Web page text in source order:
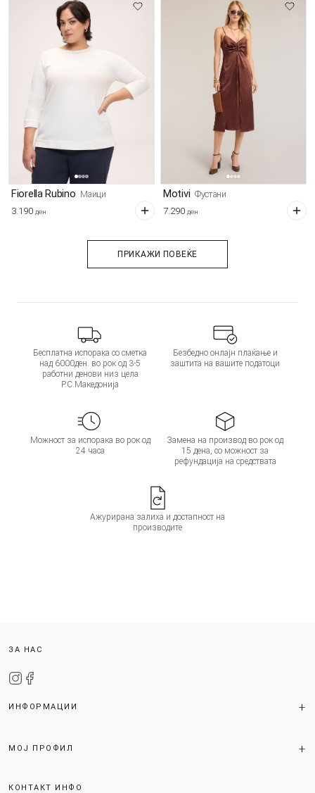
Fiorella Rubino Маици
3.190 ден
Motivi Фустани
7.290 ден
ПРИКАЖИ ПОВЕЌЕ
Бесплатна испорака со сметка
над 6000ден. во рок од 3-5
работни денови низ цела
Р.С.Македонија
Безбедно онлајн плаќање и
заштита на вашите податоци
Можност за испорака во рок од
24 часа
Замена на производ во рок од
15 дена, со можност за
рефундација на средствата
Ажурирана залиха и достапност на
производите
ЗА НАС
ИНФОРМАЦИИ
МОЈ ПРОФИЛ
КОНТАКТ ИНФО